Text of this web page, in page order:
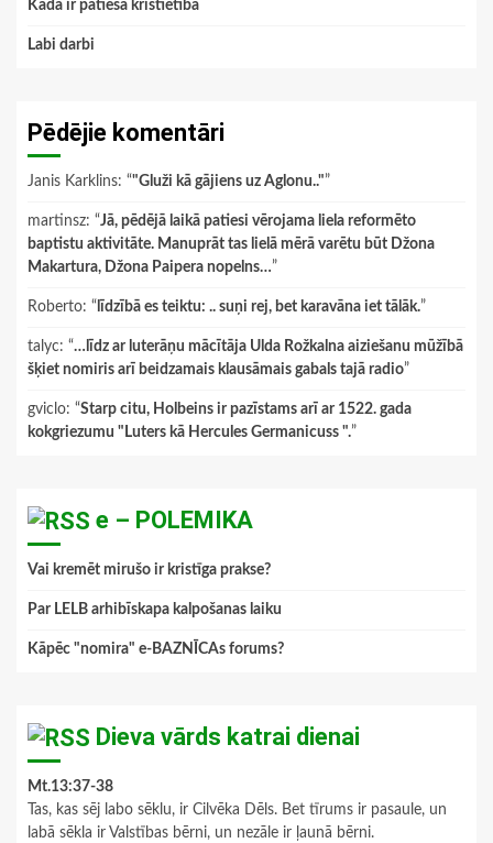
Kāda ir patiesa kristietība
Labi darbi
Pēdējie komentāri
Janis Karklins: “"Gluži kā gājiens uz Aglonu.."”
martinsz: “Jā, pēdējā laikā patiesi vērojama liela reformēto
baptistu aktivitāte. Manuprāt tas lielā mērā varētu būt Džona
Makartura, Džona Paipera nopelns…”
Roberto: “ līdzībā es teiktu: .. suņi rej, bet karavāna iet tālāk.”
talyc: “…līdz ar luterāņu mācītāja Ulda Rožkalna aiziešanu mūžībā
šķiet nomiris arī beidzamais klausāmais gabals tajā radio”
gviclo: “Starp citu, Holbeins ir pazīstams arī ar 1522. gada
kokgriezumu "Luters kā Hercules Germanicuss ".”
e – POLEMIKA
Vai kremēt mirušo ir kristīga prakse?
Par LELB arhibīskapa kalpošanas laiku
Kāpēc "nomira" e-BAZNĪCAs forums?
Dieva vārds katrai dienai
Mt.13:37-38
Tas, kas sēj labo sēklu, ir Cilvēka Dēls. Bet tīrums ir pasaule, un
labā sēkla ir Valstības bērni, un nezāle ir ļaunā bērni.